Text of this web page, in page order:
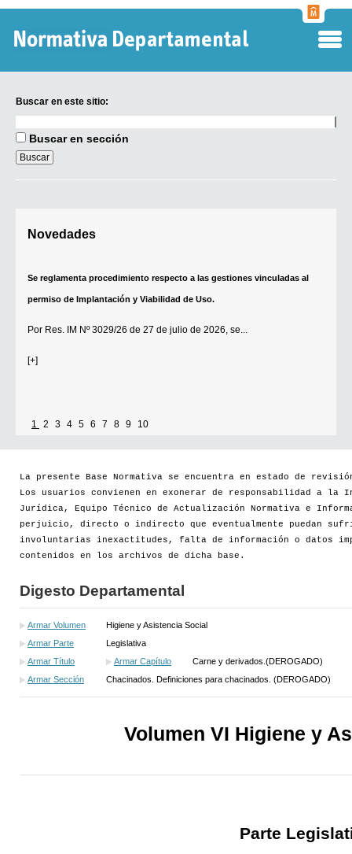
Buscar en este sitio:
en
sitio:
Buscar en sección
Novedades
Se reglamenta procedimiento respecto a las gestiones vinculadas al
permiso de Implantación y Viabilidad de Uso.
Por Res. IM Nº 3029/26 de 27 de julio de 2026, se...
[+]
Se establece que estarán exonerados del pago de tasas y sellados los
Por...
[+]
1 2 3 4 5 6 7 8 9 10
La presente Base Normativa se encuentra en estado de
Los usuarios convienen en exonerar de responsabilidad a la
Jurídica, Equipo Técnico de Actualización Normativa e
perjuicio, directo o indirecto que eventualmente puedan
involuntarias inexactitudes, falta de información o datos
contenidos en los archivos de dicha base.
Digesto Departamental
Armar Volumen
Higiene y Asistencia Social
Armar Parte
Legislativa
Armar Título
Armar Capítulo
Carne y derivados.(DEROGADO)
Armar Sección
Chacinados. Definiciones para chacinados. (DEROGADO)
Volumen VI Higiene y
Parte